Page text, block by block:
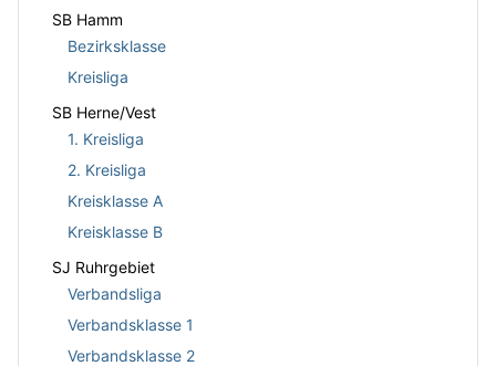
SB Hamm
Bezirksklasse
Kreisliga
SB Herne/Vest
1. Kreisliga
2. Kreisliga
Kreisklasse A
Kreisklasse B
SJ Ruhrgebiet
Verbandsliga
Verbandsklasse 1
Verbandsklasse 2